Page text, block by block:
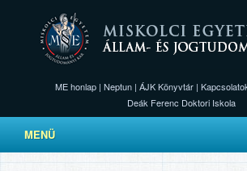
ME honlap | Neptun | ÁJK Könyvtár |
Deák Ferenc Doktori Iskola
MENÜ